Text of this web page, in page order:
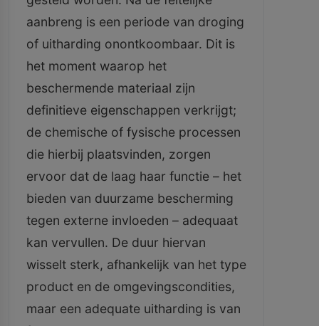
aanbreng is een periode van droging
of uitharding onontkoombaar. Dit is
het moment waarop het
beschermende materiaal zijn
definitieve eigenschappen verkrijgt;
de chemische of fysische processen
die hierbij plaatsvinden, zorgen
ervoor dat de laag haar functie – het
bieden van duurzame bescherming
tegen externe invloeden – adequaat
kan vervullen. De duur hiervan
wisselt sterk, afhankelijk van het type
product en de omgevingscondities,
maar een adequate uitharding is van